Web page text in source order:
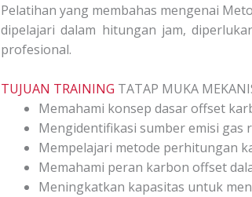
Pelatihan yang membahas mengenai
dipelajari dalam hitungan jam,
profesional.
TUJUAN TRAINING TATAP MUKA
Memahami konsep dasar offset
Mengidentifikasi sumber emisi gas
Mempelajari metode perhitungan
Memahami peran karbon offset
Meningkatkan kapasitas untuk